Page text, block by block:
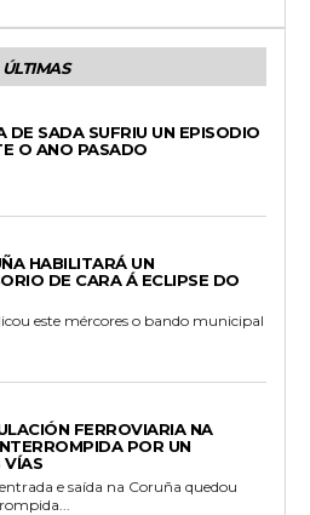
ÚLTIMAS
DE SADA SUFRIU UN EPISODIO
O ANO PASADO
HABILITARÁ UN
DE CARA Á ECLIPSE DO
este mércores o bando municipal
FERROVIARIA NA
POR UN
VÍAS
e saída na Coruña quedou